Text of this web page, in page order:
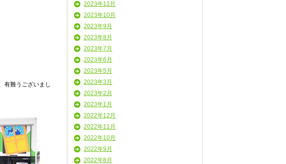
有難うございまし
2023年11月
2023年10月
2023年9月
2023年8月
2023年7月
2023年6月
2023年5月
2023年3月
2023年2月
2023年1月
2022年12月
2022年11月
2022年10月
2022年9月
2022年8月